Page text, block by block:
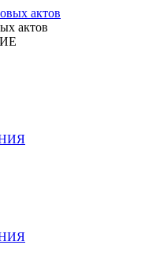
актов